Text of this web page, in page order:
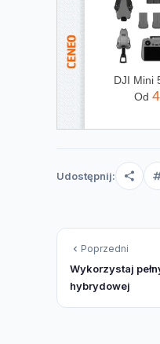
Od
Udostępnij:
Poprzedni
Wykorzystaj
hybrydowej